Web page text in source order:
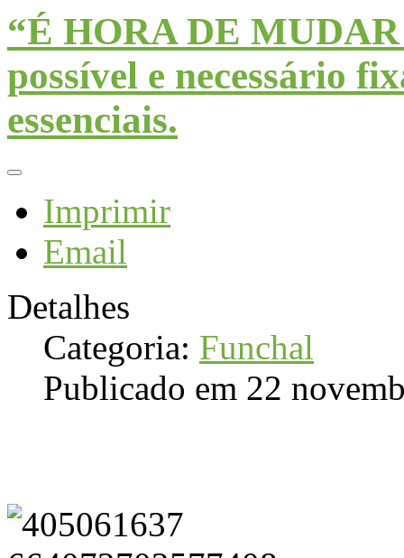
“É HORA DE
possível e necessário
essenciais.
Imprimir
Email
Detalhes
Categoria: Funchal
Publicado em 22